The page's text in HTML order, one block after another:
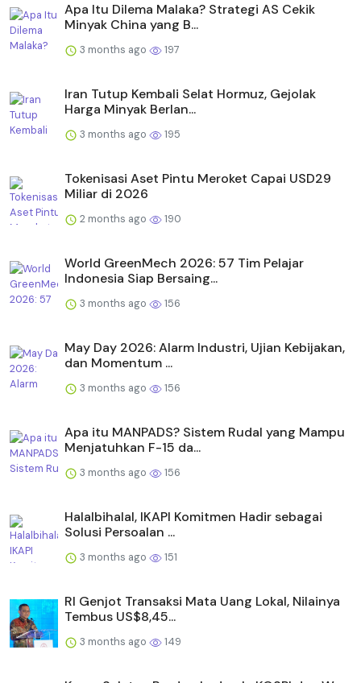
Apa Itu Dilema Malaka? Strategi AS Cekik
Minyak China yang B...
3 months ago 197
Iran Tutup Kembali Selat Hormuz, Gejolak
Harga Minyak Berlan...
3 months ago 195
Tokenisasi Aset Pintu Meroket Capai USD29
Miliar di 2026
2 months ago 190
World GreenMech 2026: 57 Tim Pelajar
Indonesia Siap Bersaing...
3 months ago 156
May Day 2026: Alarm Industri, Ujian Kebijakan,
dan Momentum ...
3 months ago 156
Apa itu MANPADS? Sistem Rudal yang Mampu
Menjatuhkan F-15 da...
3 months ago 156
Halalbihalal, IKAPI Komitmen Hadir sebagai
Solusi Persoalan ...
3 months ago 151
RI Genjot Transaksi Mata Uang Lokal, Nilainya
Tembus US$8,45...
3 months ago 149